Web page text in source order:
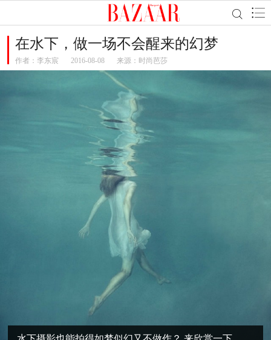
在水下，做一场不会醒来的幻梦
作者： 李东宸 2016-08-08 来源：时尚芭莎